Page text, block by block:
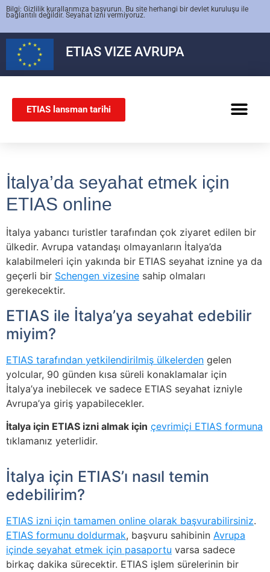
Bilgi: Gizlilik kurallarımıza başvurun. Bu site herhangi bir devlet kuruluşu ile
bağlantılı değildir. Seyahat izni vermiyoruz.
ETIASVIZE AVRUPA
ETIAS lansman tarihi
İtalya’da seyahat etmek için
ETIAS online
İtalya yabancı turistler tarafından çok ziyaret edilen bir
ülkedir. Avrupa vatandaşı olmayanların İtalya’da
kalabilmeleri için yakında bir ETIAS seyahat iznine ya da
geçerli bir Schengen vizesine sahip olmaları
gerekecektir.
ETIAS ile İtalya’ya seyahat edebilir
miyim?
ETIAS tarafından yetkilendirilmiş ülkelerden gelen
yolcular, 90 günden kısa süreli konaklamalar için
İtalya’ya inebilecek ve sadece ETIAS seyahat izniyle
Avrupa’ya giriş yapabilecekler.
İtalya için ETIAS izni almak için çevrimiçi ETIAS formuna
tıklamanız yeterlidir.
İtalya için ETIAS’ı nasıl temin
edebilirim?
ETIAS izni için tamamen online olarak başvurabilirsiniz.
ETIAS formunu doldurmak, başvuru sahibinin Avrupa
içinde seyahat etmek için pasaportu varsa sadece
birkaç dakika sürecektir. ETIAS işlem sürelerinin bir